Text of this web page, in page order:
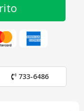
733-6486